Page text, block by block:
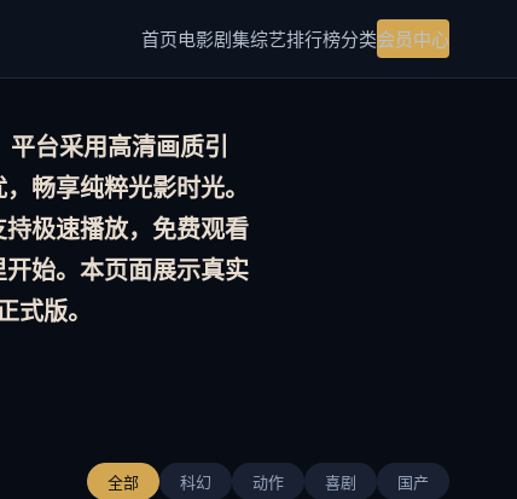
首页电影剧集综艺排行榜分类会员中心
平台采用高清画质引
畅享纯粹光影时光。
极速播放， 免费观看
始。本页面展示真实
版。
全部 科幻 动作 喜剧 国产